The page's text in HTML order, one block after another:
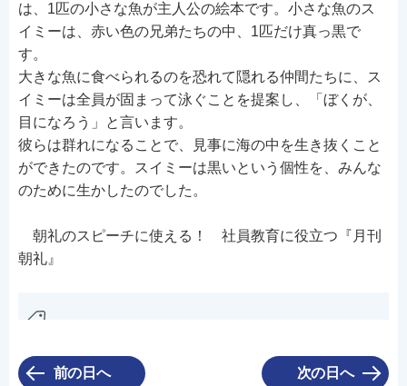
は、1匹の小さな魚が主人公の絵本です。小さな魚のス
イミーは、赤い色の兄弟たちの中、1匹だけ真っ黒で
す。
大きな魚に食べられるのを恐れて隠れる仲間たちに、ス
イミーは全員が固まって泳ぐことを提案し、「ぼくが、
目になろう」と言います。
彼らは群れになることで、見事に海の中を生き抜くこと
ができたのです。スイミーは黒いという個性を、みんな
のために生かしたのでした。
朝礼のスピーチに使える！ 社員教育に役立つ『月刊
朝礼』
前の日へ 次の日へ